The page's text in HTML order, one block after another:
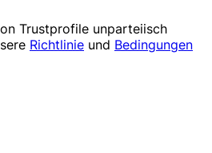
Trustprofile unparteiisch
Richtlinie und Bedingungen